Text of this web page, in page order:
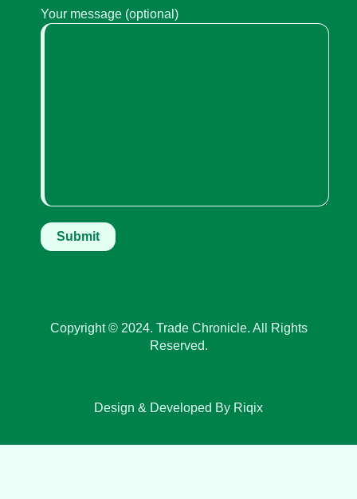
Your message (optional)
Copyright © 2024. Trade Chronicle. All Rights
Reserved.
Design & Developed By Riqix